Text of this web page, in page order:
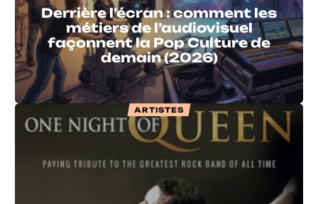
Derrière l’écran : comment les
métiers de l’audiovisuel
façonnent la Pop Culture de
demain (2026)
ARTISTES